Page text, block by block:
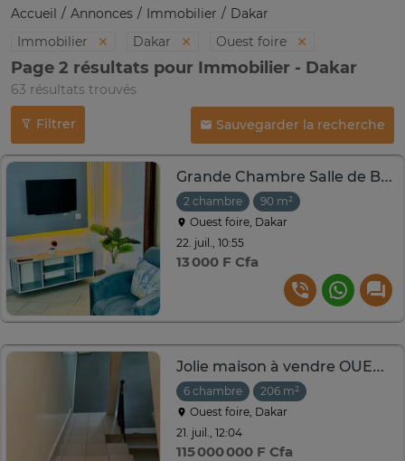
Accueil Annonces Immobilier
Dakar
Immobilier
Dakar Ouest foire
Page 2 résultats pour Immobilier - Dakar
63 résultats trouvés
Filtrer Sauvegarder la recherche
Grande Chambre Salle de Bain climatisee
2 chambre
90 m²
Ouest foire, Dakar
22. juil., 10:55
13 000 F Cfa
Jolie maison à vendre OUEST FOIRE
6 chambre
206 m²
Ouest foire, Dakar
21. juil., 12:04
115 000 000 F Cfa